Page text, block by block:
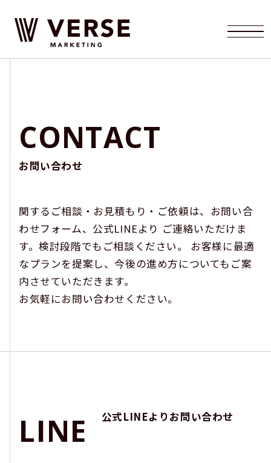
ABOUT
事業内容
WORKS
FLOW
導入の流れ
VIDEOS
動画制作
CONTACT
お問い合わせ
CONTACT
お問い合わせ
関するご相談・お見積もり・ご依頼は、お問い合
わせフォーム、公式LINEより ご連絡いただけま
す。検討段階でもご相談ください。 お客様に最適
なプランを提案し、今後の進め方についてもご案
内させていただきます。
お気軽にお問い合わせください。
LINE 公式LINEよりお問い合わせ